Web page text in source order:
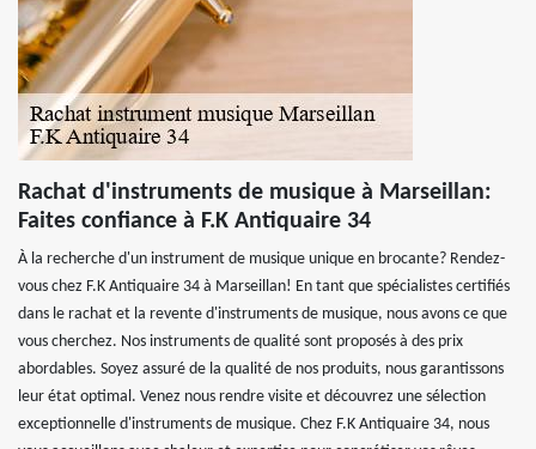
Rachat d'instruments de musique à Marseillan:
Faites confiance à F.K Antiquaire 34
À la recherche d'un instrument de musique unique en brocante? Rendez-
vous chez F.K Antiquaire 34 à Marseillan! En tant que spécialistes certifiés
dans le rachat et la revente d'instruments de musique, nous avons ce que
vous cherchez. Nos instruments de qualité sont proposés à des prix
abordables. Soyez assuré de la qualité de nos produits, nous garantissons
leur état optimal. Venez nous rendre visite et découvrez une sélection
exceptionnelle d'instruments de musique. Chez F.K Antiquaire 34, nous